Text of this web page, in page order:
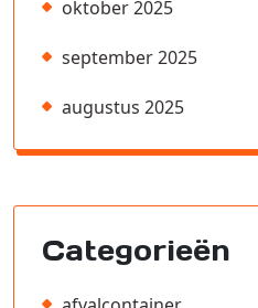
oktober 2025
september 2025
augustus 2025
Categorieën